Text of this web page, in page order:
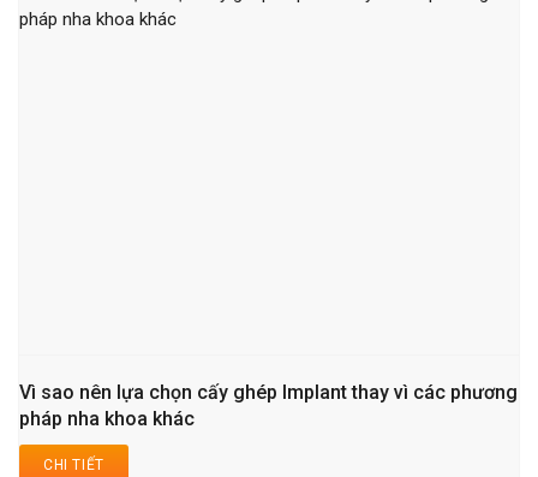
Vì sao nên lựa chọn cấy ghép Implant thay vì các phương
pháp nha khoa khác
CHI TIẾT